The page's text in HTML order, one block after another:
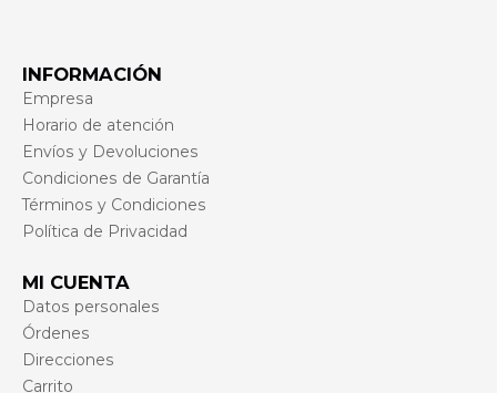
INFORMACIÓN
Empresa
Horario de atención
Envíos y Devoluciones
Condiciones de Garantía
Términos y Condiciones
Política de Privacidad
MI CUENTA
Datos personales
Órdenes
Direcciones
Carrito